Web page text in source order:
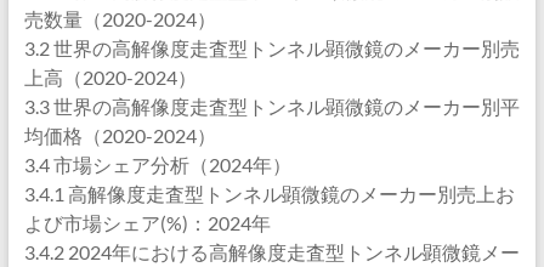
売数量（2020-2024）
3.2 世界の高解像度走査型トンネル顕微鏡のメーカー別売
上高（2020-2024）
3.3 世界の高解像度走査型トンネル顕微鏡のメーカー別平
均価格（2020-2024）
3.4 市場シェア分析（2024年）
3.4.1 高解像度走査型トンネル顕微鏡のメーカー別売上お
よび市場シェア(%)：2024年
3.4.2 2024年における高解像度走査型トンネル顕微鏡メー